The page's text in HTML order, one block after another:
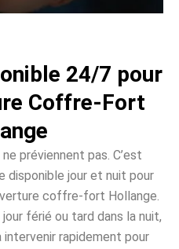
24/7 pour
Coffre-Fort
préviennent pas. C’est
disponible jour et nuit pour
coffre-fort Hollange.
férié ou tard dans la nuit,
rapidement pour